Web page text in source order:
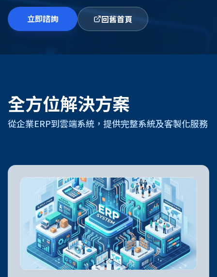
立即諮詢 回舊首頁
全方位解決方案
從企業ERP到雲端系統，提供完整系統及客製化服務